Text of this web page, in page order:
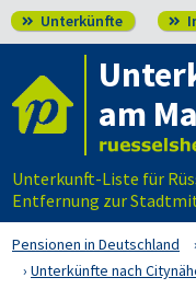
 Unterkünfte 
am
Unterkunft-Liste für
Entfernung zur
Pensionen in Deutschland
Unterkünfte nach